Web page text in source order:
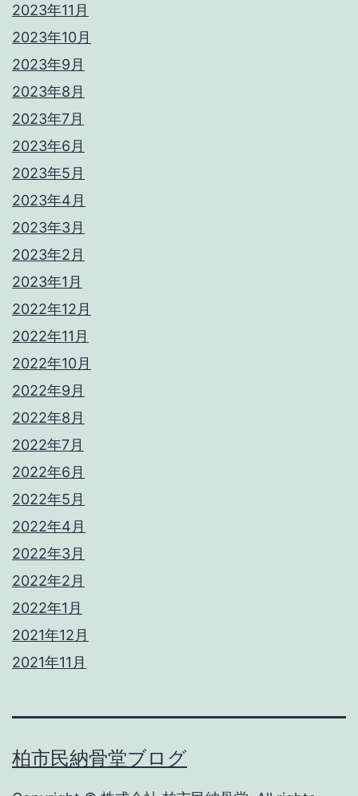
2023年11月
2023年10月
2023年9月
2023年8月
2023年7月
2023年6月
2023年5月
2023年4月
2023年3月
2023年2月
2023年1月
2022年12月
2022年11月
2022年10月
2022年9月
2022年8月
2022年7月
2022年6月
2022年5月
2022年4月
2022年3月
2022年2月
2022年1月
2021年12月
2021年11月
柏市民納骨堂ブログ